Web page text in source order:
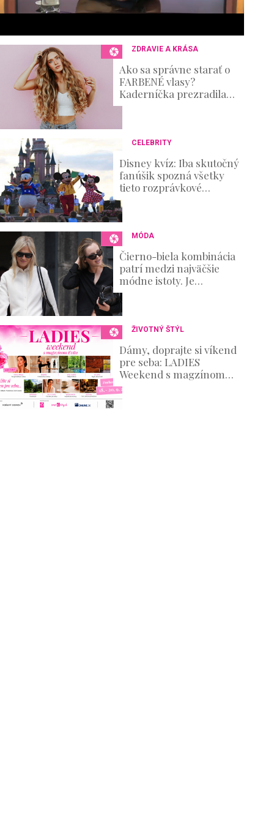
ZDRAVIE A KRÁSA
Ako sa správne starať o
FARBENÉ vlasy?
Kaderníčka prezradila
postup, ktorý zvládnete aj
CELEBRITY
Disney kvíz: Iba skutočný
fanúšik spozná všetky
tieto rozprávkové
postavičky!
MÓDA
Čierno-biela kombinácia
patrí medzi najväčšie
módne istoty. Je
elegantná, nadčasová a
zároveň ponúka
nekonečné možnosti
ŽIVOTNÝ ŠTÝL
Dámy, doprajte si víkend
pre seba: LADIES
Weekend s magzínom
Evita prinesie oddych aj
množstvo inšpirácie